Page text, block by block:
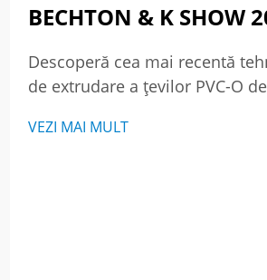
BECHTON & K SHOW
Descoperă cea mai recentă
de extrudare a țevilor PVC-O
unde excelenta întâlnește
VEZI MAI MULT